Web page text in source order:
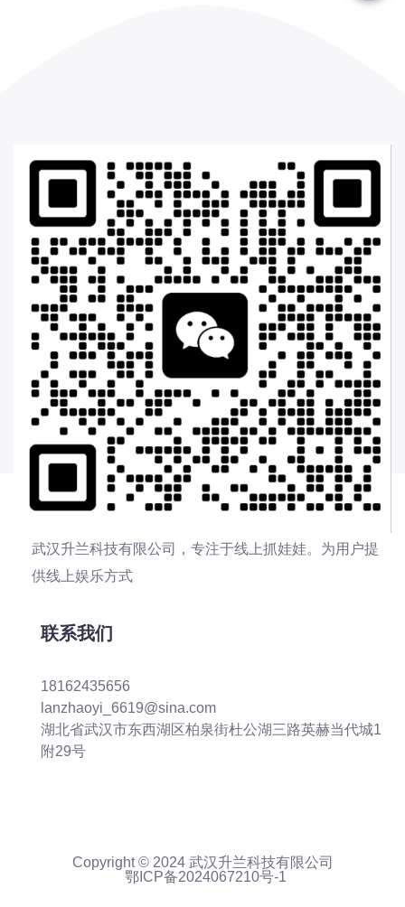
武汉升兰科技有限公司，专注于线上抓娃娃。为用户提
供线上娱乐方式
联系我们
18162435656
lanzhaoyi_6619@sina.com
湖北省武汉市东西湖区柏泉街杜公湖三路英赫当代城1
附29号
Copyright © 2024 武汉升兰科技有限公司
鄂ICP备2024067210号-1